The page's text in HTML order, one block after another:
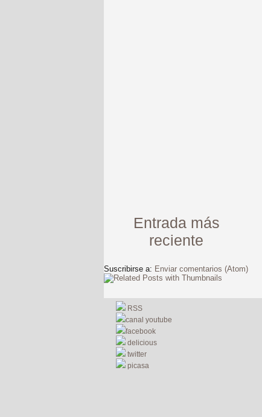
Entrada más
reciente
Suscribirse a: Enviar comentarios (Atom)
RSS
canal youtube
facebook
delicious
twitter
picasa